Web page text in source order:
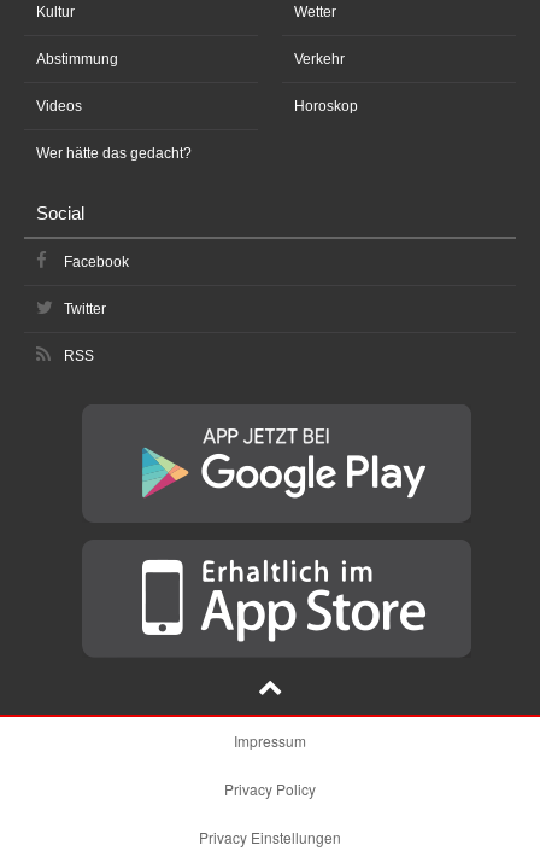
Kultur
Abstimmung
Videos
Wer hätte das gedacht?
Wetter
Verkehr
Horoskop
Social
Facebook
Twitter
RSS
Impressum
Privacy Policy
Privacy Einstellungen